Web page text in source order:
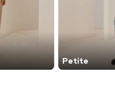
Petite